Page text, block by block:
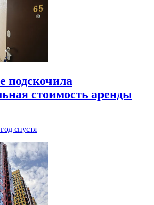
подскочила
стоимость аренды
спустя